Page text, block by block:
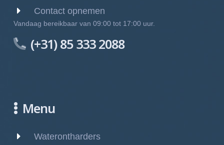
Contact opnemen
Vandaag bereikbaar van 09:00 tot 17:00 uur.
(+31) 85 333 2088
Menu
Waterontharders